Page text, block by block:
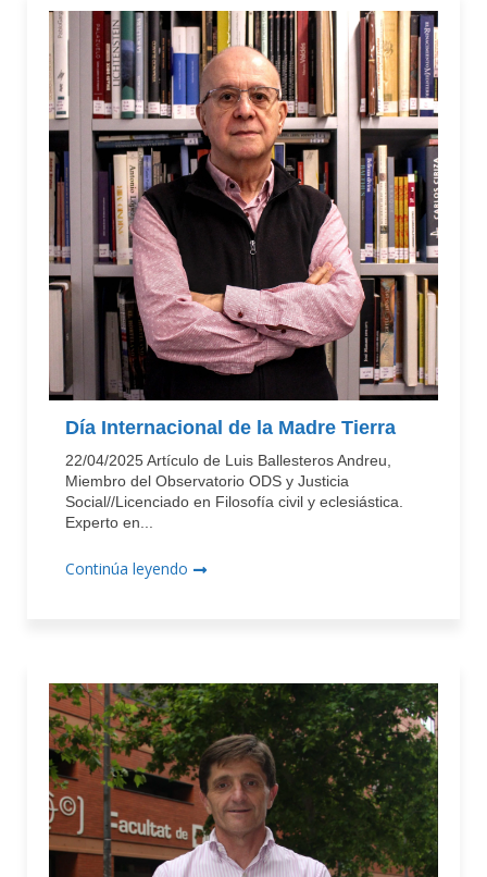
Día Internacional de la Madre Tierra
22/04/2025 Artículo de Luis Ballesteros Andreu,
Miembro del Observatorio ODS y Justicia
Social//Licenciado en Filosofía civil y eclesiástica.
Experto en...
Continúa leyendo